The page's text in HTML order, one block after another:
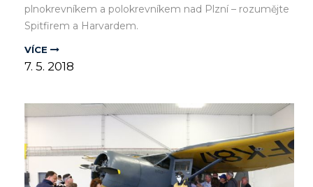
plnokrevníkem a polokrevníkem nad Plzní – rozumějte
Spitfirem a Harvardem.
VÍCE
7. 5. 2018